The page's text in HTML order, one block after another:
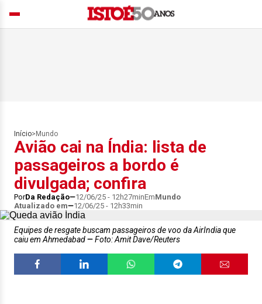
Início> Mundo
Avião cai na Índia: lista de
passageiros a bordo é
divulgada; confira
PorDa Redação 12/06/25 - 12h27minEmMundo
Atualizado em
12/06/25 - 12h33min
Equipes de resgate buscam passageiros de voo da AirIndia que
caiu em Ahmedabad
Foto: Amit Dave/Reuters